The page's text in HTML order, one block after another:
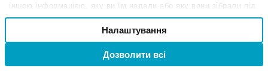
іншою інформацією, яку ви їм надали або яку вони зібрали під
час вашого користування їхніми службами.
Вибір
Привілейовані
Налаштування
Дозволити всі
увімкніть двофакторну автентифікацію;
видаліть сторонні програми та послуги, яким ви
давали доступ;